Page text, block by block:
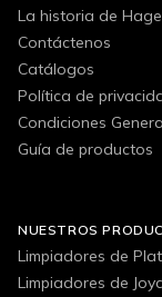
La historia de
Contáctenos
Catálogos
Política de
Condiciones
Guía de productos
NUESTROS
Limpiadores de
Limpiadores de